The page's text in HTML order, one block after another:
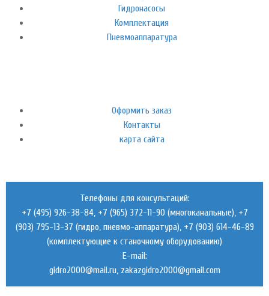
Гидронасосы
Комплектация
Пневмоаппаратура
Оформить заказ
Контакты
карта сайта
Телефоны для консультаций:
+7 (495) 926-38-84, +7 (965) 372-11-90 (многоканальные), +7
(903) 795-13-37 (гидро, пневмо-аппаратура), +7 (903) 614-46-89
(комплектующие к станочному оборудованию)
E-mail:
,